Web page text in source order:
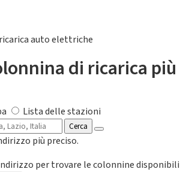
auto elettriche
di ricarica più
Lista delle stazioni
Cerca
più preciso.
per trovare le colonnine disponibili